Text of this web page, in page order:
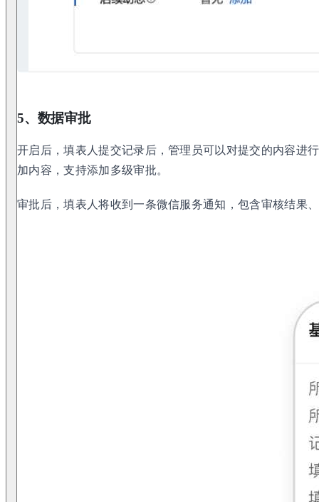
5、数据审批
开启后，填表人提交记录后，管理员可以对提交的内容进
加内容，支持添加多级审批。
审批后，填表人将收到一条微信服务通知，包含审核结果